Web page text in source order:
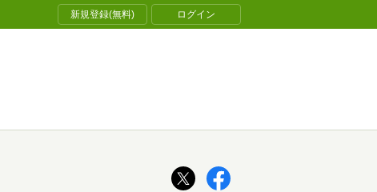
新規登録(無料) ログイン